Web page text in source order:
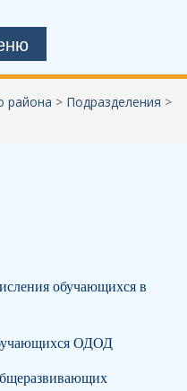
района > Подразделения >
обучающихся в
ОДОД